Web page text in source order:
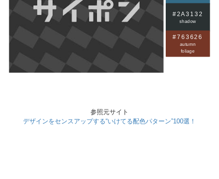
#2A3132
shadow
#763626
autumn
foliage
参照元サイト
デザインをセンスアップする“いけてる配色パターン”100選！